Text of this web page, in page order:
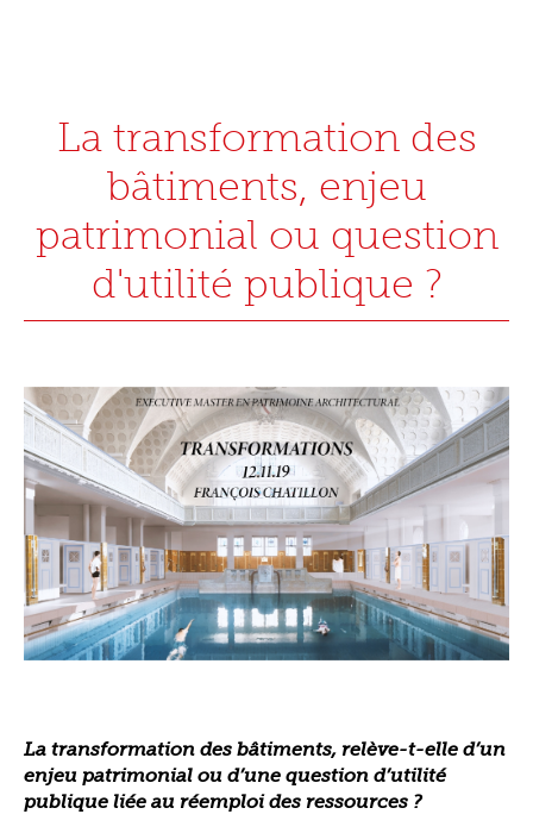
La transformation des
bâtiments, enjeu
patrimonial ou question
d'utilité publique ?
La transformation des bâtiments, relève-t-elle d’un
enjeu patrimonial ou d’une question d’utilité
publique liée au réemploi des ressources ?